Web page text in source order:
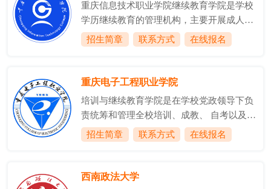
培育工作作出突出贡献单位、重庆市首批市
级示范性高职院校、教育部职业院校教学诊
断与改进工作试点院校、重庆市优质高职院
3月升格为重庆社会工作职业学院，2006
年...
重庆信息技术职业学院继续教育学院是学校
学历继续教育的管理机构，主要开展成人大
专教育、自学考试、网络教育等工作。继续
教育学院成人大专教育依托学校丰富的教学
院现有软件技术、室内艺术设计、汽车检测
市场营销、酒店管理、音乐表演等8个成人
大专招生专业。自学考试助学是学历继续教
育的重要组成部分。重庆信息技术职业学院
自学考试助学专业。在此基础之上，学院与
招生简章 联系方式 在线报名
重庆电子工程职业学院
培训与继续教育学院是在学校党政领导下负
责统筹和管理全校培训、成教、 自考以及技
能鉴定工作的职 能部门，又是开展培训、成
教、自考和技能鉴定的具体实施单位。培训
体系为发展目标，以培养满足社会需求
招生简章 联系方式 在线报名
西南政法大学